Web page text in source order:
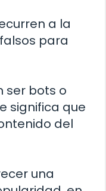
a la
para
ser bots o
significa que
del
una